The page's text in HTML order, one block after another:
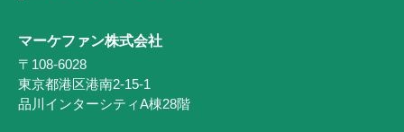
マーケファン株式会社
〒108-6028
東京都港区港南2-15-1
品川インターシティA棟28階